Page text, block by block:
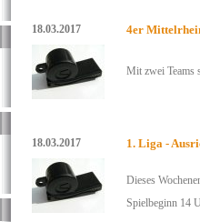
18.03.2017 4er
Mit zwei Teams
18.03.2017 1. Liga -
Dieses
Spielbeginn 14